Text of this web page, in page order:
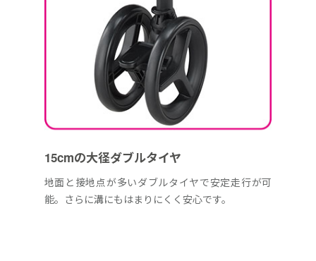
15cmの大径ダブルタイヤ
地面と接地点が多いダブルタイヤで安定走行が可
能。さらに溝にもはまりにくく安心です。